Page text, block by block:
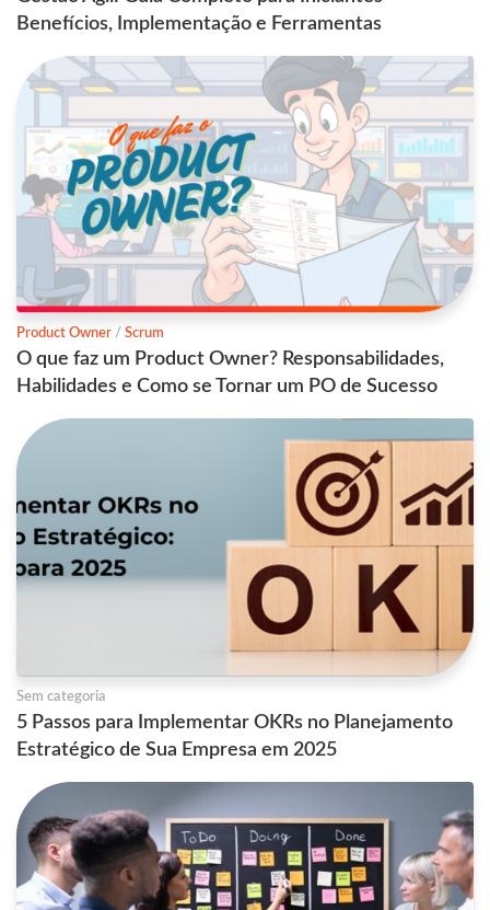
Benefícios, Implementação e Ferramentas
Product Owner / Scrum
O que faz um Product Owner? Responsabilidades,
Habilidades e Como se Tornar um PO de Sucesso
Sem categoria
5 Passos para Implementar OKRs no Planejamento
Estratégico de Sua Empresa em 2025